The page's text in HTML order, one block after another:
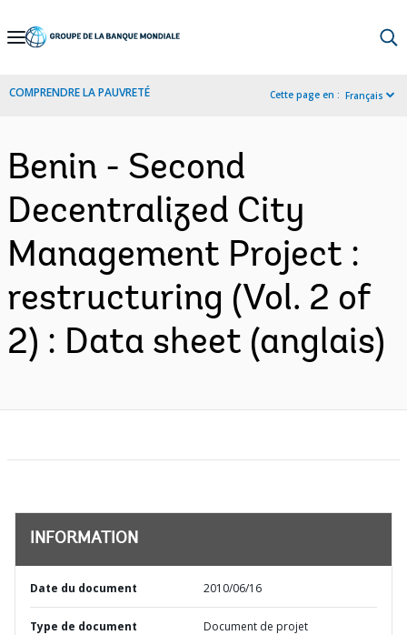
Skip
Navigation
COMPRENDRE LA PAUVRETÉ Cette page en : Français
Benin - Second
Decentralized City
Management Project :
restructuring (Vol. 2 of
2) : Data sheet (anglais)
INFORMATION
Date du document 2010/06/16
Type de document Document de projet